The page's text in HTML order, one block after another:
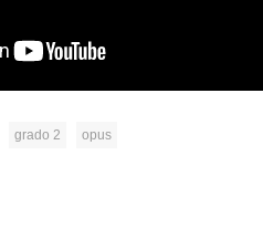
grado 2 opus